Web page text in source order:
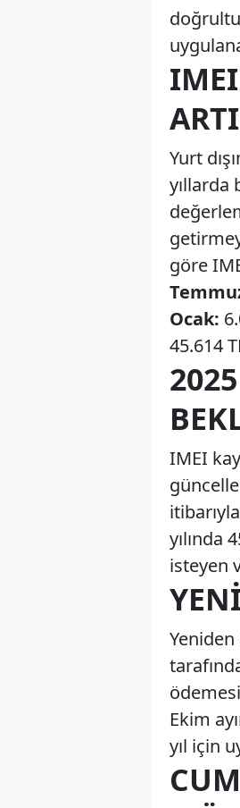
Yurt
yıllarda
göre
Ocak:
45.614
IMEI
yılında
isteyen
Ekim
yıl için